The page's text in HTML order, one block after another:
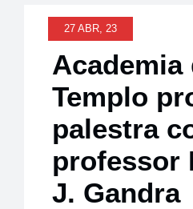
Notícias
27 ABR, 23
Academia
Templo
palestra
professor
J. Gandra